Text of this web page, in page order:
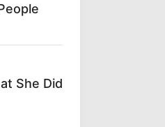
She Did